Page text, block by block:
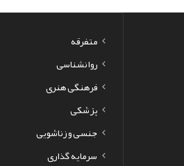
متفرقه
روانشناسی
فرهنگی هنری
پزشکی
جنسی و زناشویی
سرمایه گذاری